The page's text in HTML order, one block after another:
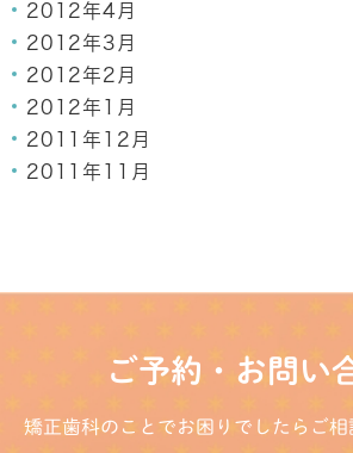
2012年4月
2012年3月
2012年2月
2012年1月
2011年12月
2011年11月
ご予約・お問い
矯正歯科のことでお困りでしたらご相